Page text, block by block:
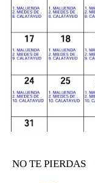
NO TE PIERDAS